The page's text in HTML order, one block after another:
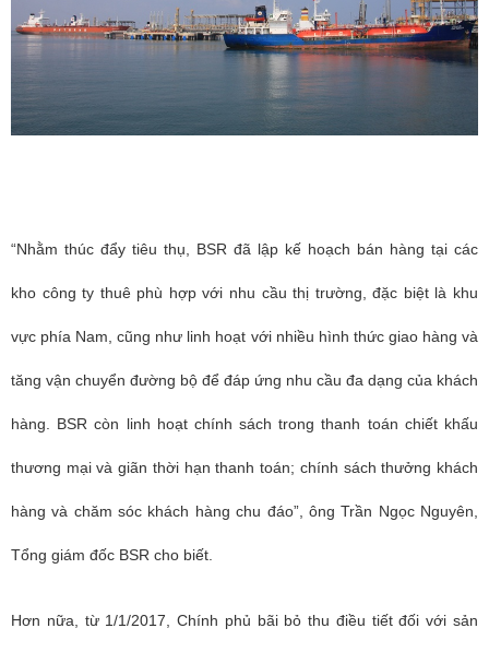
“Nhằm thúc đẩy tiêu thụ, BSR đã lập kế hoạch bán hàng tại các
kho công ty thuê phù hợp với nhu cầu thị trường, đặc biệt là khu
vực phía Nam, cũng như linh hoạt với nhiều hình thức giao hàng và
tăng vận chuyển đường bộ để đáp ứng nhu cầu đa dạng của khách
hàng. BSR còn linh hoạt chính sách trong thanh toán chiết khấu
thương mại và giãn thời hạn thanh toán; chính sách thưởng khách
hàng và chăm sóc khách hàng chu đáo”, ông Trần Ngọc Nguyên,
Tổng giám đốc BSR cho biết.
Hơn nữa, từ 1/1/2017, Chính phủ bãi bỏ thu điều tiết đối với sản